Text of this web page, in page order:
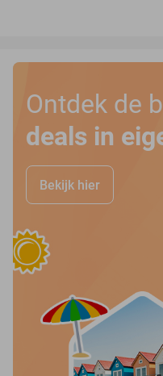
Ontdek de
deals in
Bekijk hier